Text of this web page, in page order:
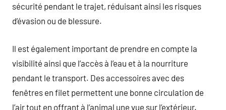
sécurité pendant le trajet, réduisant ainsi les risques
d’évasion ou de blessure.
Il est également important de prendre en compte la
visibilité ainsi que l’accès à l’eau et à la nourriture
pendant le transport. Des accessoires avec des
fenêtres en filet permettent une bonne circulation de
l’air tout en offrant à l’animal une vue sur l’extérieur.